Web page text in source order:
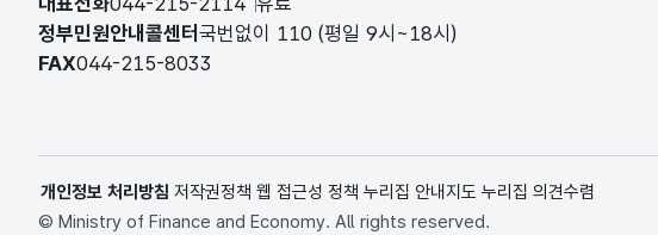
정부민원안내콜센터 국번없이 110 (평일 9시~18시)
FAX044-215-8033
개인정보 처리방침 저작권정책 웹 접근성 정책 누리집 안내지도 누리집 의견수렴
© Ministry of Finance and Economy. All rights reserved.